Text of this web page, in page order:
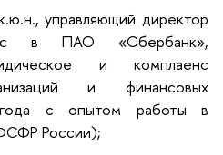
управляющий директор
в ПАО «Сбербанк»,
и комплаенс
и финансовых
с опытом работы в
России);